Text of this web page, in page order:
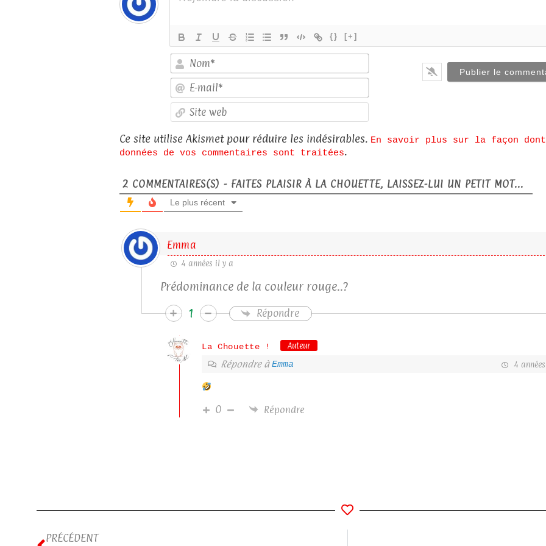
{} [+]
mail*
web
Ce site utilise Akismet pour réduire les indésirables. En savoir plus sur la façon
données de vos commentaires sont traitées.
2 COMMENTAIRES(S) - FAITES PLAISIR À LA CHOUETTE, LAISSEZ-LUI UN PETIT MOT...
Le plus récent
Emma
4 années il y a
Prédominance de la couleur rouge..?
1
Répondre
La Chouette ! Auteur
Répondre àEmma 4
0 Répondre
PRÉCÉDENT